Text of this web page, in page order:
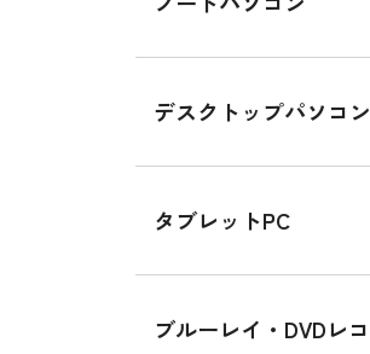
デスクトップパソコン
タブレットPC
ブルーレイ・DVDレ